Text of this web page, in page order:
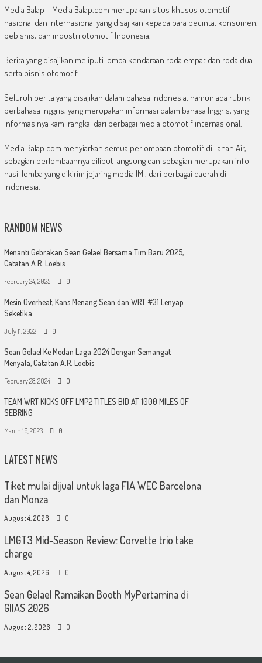
Media Balap – Media Balap.com merupakan situs khusus otomotif
nasional dan internasional yang disajikan kepada para pecinta, konsumen,
pebisnis, dan industri otomotif Indonesia.
Berita yang disajikan meliputi lomba kendaraan roda empat dan roda dua
serta bisnis otomotif.
Seluruh berita yang disajikan dalam bahasa Indonesia, namun ada rubrik
berbahasa Inggris, yang merupakan informasi dalam bahasa Inggris, yang
informasinya kami rangkai dari berbagai media otomotif internasional.
Media Balap.com menyiarkan semua perlombaan otomotif di Tanah Air,
sebagian perlombaannya diliput langsung dan sebagian merupakan info
hasil lomba yang dikirim jejaring media IMI, dari berbagai daerah di
Indonesia.
RANDOM NEWS
Menanti Gebrakan Sean Gelael Bersama Tim Baru 2025,
Catatan A.R. Loebis
February 24, 2025 0
Mesin Overheat, Kans Menang Sean dan WRT #31 Lenyap
Seketika
July 11, 2022 0
Sean Gelael Ke Medan Laga 2024 Dengan Semangat
Menyala, Catatan A.R. Loebis
February 28, 2024 0
TEAM WRT KICKS OFF LMP2 TITLES BID AT 1000 MILES OF
SEBRING
March 16, 2023 0
LATEST NEWS
Tiket mulai dijual untuk laga FIA WEC Barcelona
dan Monza
August 4, 2026 0
LMGT3 Mid-Season Review: Corvette trio take
charge
August 4, 2026 0
Sean Gelael Ramaikan Booth MyPertamina di
GIIAS 2026
August 2, 2026 0